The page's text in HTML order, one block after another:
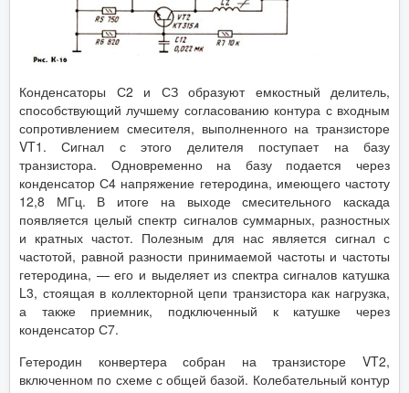
Конденсаторы С2 и СЗ образуют емкостный делитель,
способствующий лучшему согласованию контура с входным
сопротивлением смесителя, выполненного на транзисторе
VT1. Сигнал с этого делителя поступает на базу
транзистора. Одновременно на базу подается через
конденсатор С4 напряжение гетеродина, имеющего частоту
12,8 МГц. В итоге на выходе смесительного каскада
появляется целый спектр сигналов суммарных, разностных
и кратных частот. Полезным для нас является сигнал с
частотой, равной разности принимаемой частоты и частоты
гетеродина, — его и выделяет из спектра сигналов катушка
L3, стоящая в коллекторной цепи транзистора как нагрузка,
а также приемник, подключенный к катушке через
конденсатор С7.
Гетеродин конвертера собран на транзисторе VT2,
включенном по схеме с общей базой. Колебательный контур